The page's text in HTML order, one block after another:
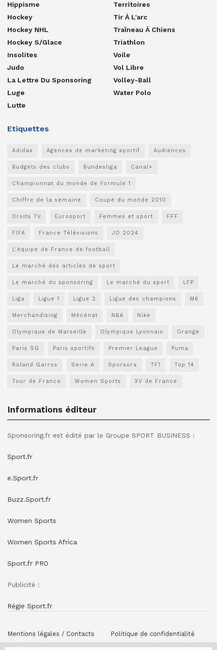
Hippisme
Hockey
Hockey NHL
Hockey S/glace
Insolites
Judo
La Lettre Du Sponsoring
Luge
Lutte
Territoires
Tir À L'arc
Traîneau À Chiens
Triathlon
Voile
Vol Libre
Volley-Ball
Water Polo
Etiquettes
Adidas Agences de marketing sportif Audiences
Budgets des clubs Bundesliga Canal+
Championnat du monde de Formule 1
Chiffre de la semaine Coupe du monde 2010
Droits TV Eurosport Femmes et sport FFF
FIFA France Télévisions JO 2024
L'équipe de France de football
Le marché des articles de sport
Le marché du sponsoring Le marché du sport LFP
Liga Ligue 1 Ligue 2 Ligue des champions M6
Merchandising Mécénat NBA Nike
Olympique de Marseille Olympique Lyonnais Orange
Paris SG Paris sportifs Premier League Puma
Roland Garros Serie A Sporsora TF1 Top 14
Tour de France Women Sports XV de France
Informations éditeur
Sponsoring.fr est édité par le Groupe SPORT BUSINESS :
Sport.fr
e.Sport.fr
Buzz.Sport.fr
Women Sports
Women Sports Africa
Sport.fr PRO
Publicité :
Régie Sport.fr
Mentions légales / Contacts Politique de confidentialité